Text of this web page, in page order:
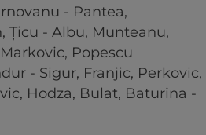
- Pantea,
Țicu - Albu, Munteanu,
Popescu
- Sigur, Franjic, Perkovic,
Hodza, Bulat, Baturina -